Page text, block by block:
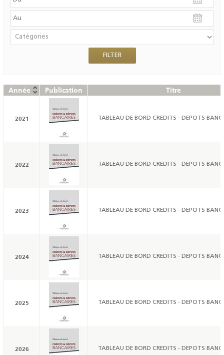
Année Publication Titre
2021 TABLEAU DE BORD CREDITS - DEPOTS
2022 TABLEAU DE BORD CREDITS - DEPOTS
2023 TABLEAU DE BORD CREDITS - DEPOTS
2024 TABLEAU DE BORD CREDITS - DEPOTS
2025 TABLEAU DE BORD CREDITS - DEPOTS
2026 TABLEAU DE BORD CREDITS - DEPOTS